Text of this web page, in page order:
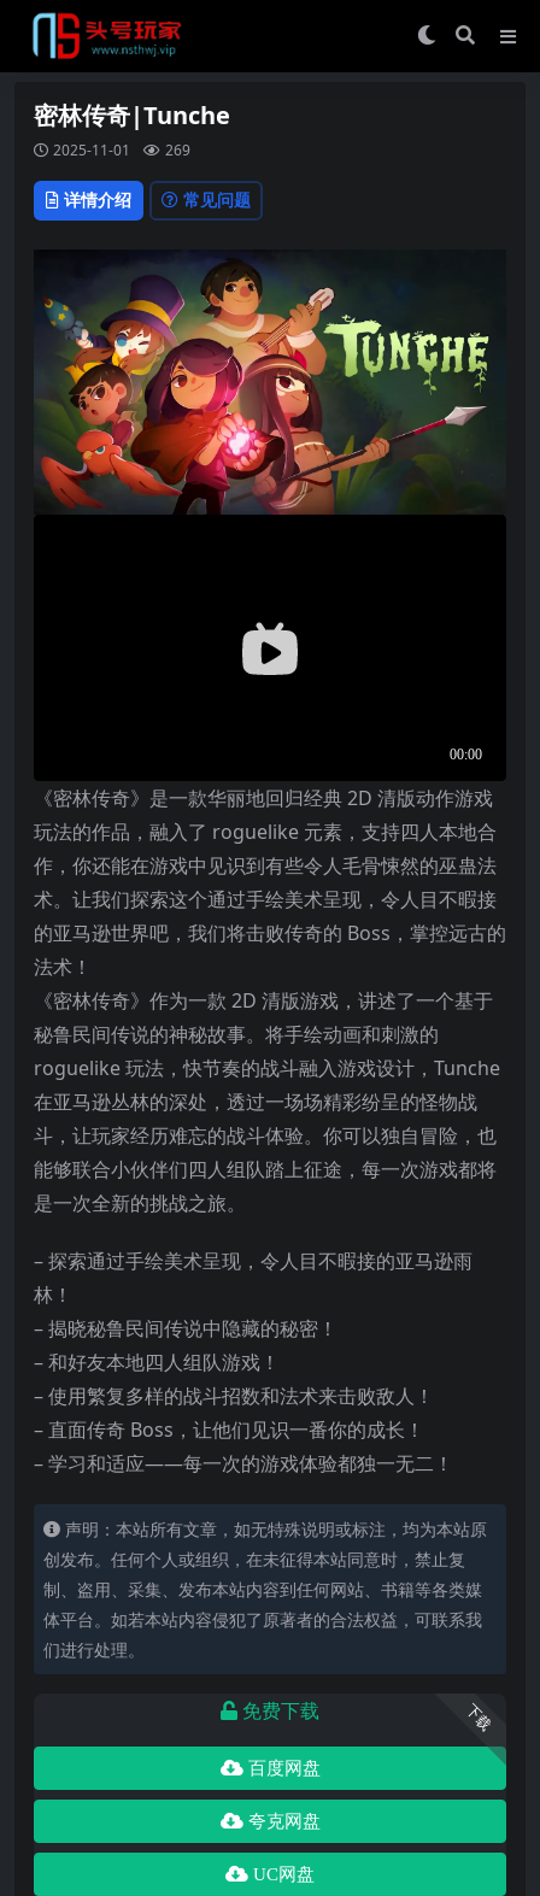
密林传奇|Tunche
2025-11-01 269
详情介绍 常见问题
《密林传奇》是一款华丽地回归经典 2D 清版动作游戏
玩法的作品，融入了 roguelike 元素，支持四人本地合
作，你还能在游戏中见识到有些令人毛骨悚然的巫蛊法
术。让我们探索这个通过手绘美术呈现，令人目不暇接
的亚马逊世界吧，我们将击败传奇的 Boss，掌控远古的
法术！
《密林传奇》作为一款 2D 清版游戏，讲述了一个基于
秘鲁民间传说的神秘故事。将手绘动画和刺激的
roguelike 玩法，快节奏的战斗融入游戏设计，Tunche
在亚马逊丛林的深处，透过一场场精彩纷呈的怪物战
斗，让玩家经历难忘的战斗体验。你可以独自冒险，也
能够联合小伙伴们四人组队踏上征途，每一次游戏都将
是一次全新的挑战之旅。
– 探索通过手绘美术呈现，令人目不暇接的亚马逊雨
林！
– 揭晓秘鲁民间传说中隐藏的秘密！
– 和好友本地四人组队游戏！
– 使用繁复多样的战斗招数和法术来击败敌人！
– 直面传奇 Boss，让他们见识一番你的成长！
– 学习和适应——每一次的游戏体验都独一无二！
声明：本站所有文章，如无特殊说明或标注，均为本站原
创发布。任何个人或组织，在未征得本站同意时，禁止复
制、盗用、采集、发布本站内容到任何网站、书籍等各类媒
体平台。如若本站内容侵犯了原著者的合法权益，可联系我
们进行处理。
下载
免费下载
百度网盘
夸克网盘
UC网盘